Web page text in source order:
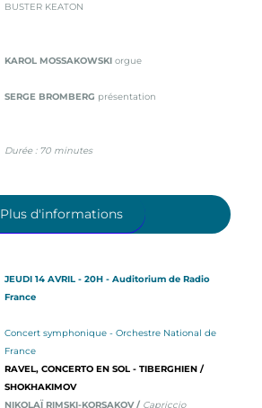
BUSTER KEATON
KAROL MOSSAKOWSKIorgue
SERGE BROMBERG présentation
Durée : 70 minutes
Plus d'informations
JEUDI 14 AVRIL - 20H - Auditorium de Radio
France
Concert symphonique - Orchestre National de
France
RAVEL, CONCERTO EN SOL - TIBERGHIEN /
SHOKHAKIMOV
NIKOLAÏ RIMSKI-KORSAKOV / Capriccio